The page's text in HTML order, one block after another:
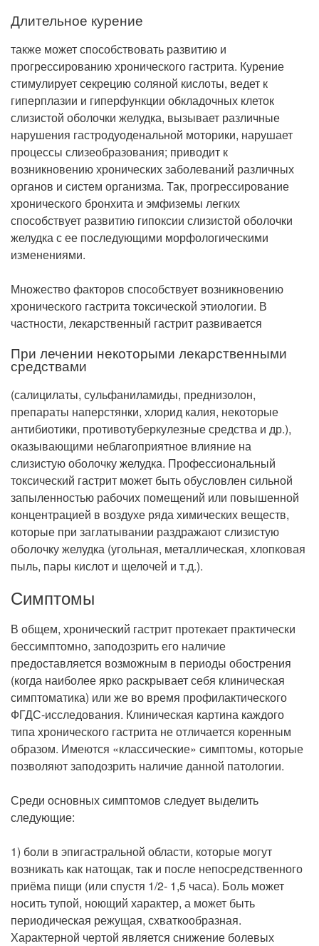
Длительное курение
также может способствовать развитию и
прогрессированию хронического гастрита. Курение
стимулирует секрецию соляной кислоты, ведет к
гиперплазии и гиперфункции обкладочных клеток
слизистой оболочки желудка, вызывает различные
нарушения гастродуоденальной моторики, нарушает
процессы слизеобразования; приводит к
возникновению хронических заболеваний различных
органов и систем организма. Так, прогрессирование
хронического бронхита и эмфиземы легких
способствует развитию гипоксии слизистой оболочки
желудка с ее последующими морфологическими
изменениями.
Множество факторов способствует возникновению
хронического гастрита токсической этиологии. В
частности, лекарственный гастрит развивается
При лечении некоторыми лекарственными
средствами
(салицилаты, сульфаниламиды, преднизолон,
препараты наперстянки, хлорид калия, некоторые
антибиотики, противотуберкулезные средства и др.),
оказывающими неблагоприятное влияние на
слизистую оболочку желудка. Профессиональный
токсический гастрит может быть обусловлен сильной
запыленностью рабочих помещений или повышенной
концентрацией в воздухе ряда химических веществ,
которые при заглатывании раздражают слизистую
оболочку желудка (угольная, металлическая, хлопковая
пыль, пары кислот и щелочей и т.д.).
Симптомы
В общем, хронический гастрит протекает практически
бессимптомно, заподозрить его наличие
предоставляется возможным в периоды обострения
(когда наиболее ярко раскрывает себя клиническая
симптоматика) или же во время профилактического
ФГДС-исследования. Клиническая картина каждого
типа хронического гастрита не отличается коренным
образом. Имеются «классические» симптомы, которые
позволяют заподозрить наличие данной патологии.
Среди основных симптомов следует выделить
следующие:
1) боли в эпигастральной области, которые могут
возникать как натощак, так и после непосредственного
приёма пищи (или спустя 1/2- 1,5 часа). Боль может
носить тупой, ноющий характер, а может быть
периодическая режущая, схваткообразная.
Характерной чертой является снижение болевых